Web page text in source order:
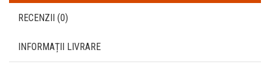
RECENZII (0)
INFORMAȚII LIVRARE